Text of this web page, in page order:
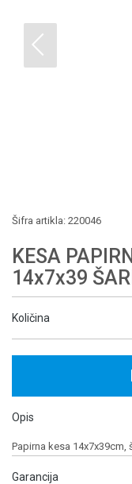
Šifra artikla: 220046
KESA
14x7x39
Količina
Opis
Papirna kesa 14x7x39cm,
Garancija